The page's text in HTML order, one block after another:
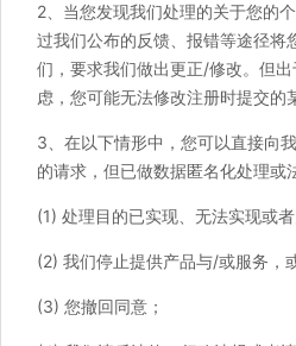
2、当您发现我们处理的关于您的
过我们公布的反馈、报错等途径将
们，要求我们做出更正/修改。但
虑，您可能无法修改注册时提交的
3、在以下情形中，您可以直接向
的请求，但已做数据匿名化处理或
(1) 处理目的已实现、无法实现或
(2) 我们停止提供产品与/或服务，
(3) 您撤回同意；